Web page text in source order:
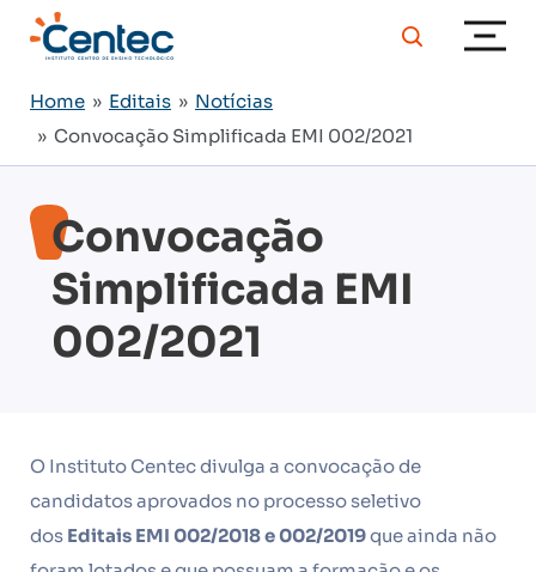
Home » Editais » Notícias
» Convocação Simplificada EMI 002/2021
Convocação
Simplificada EMI
002/2021
O Instituto Centec divulga a convocação de
candidatos aprovados no processo seletivo
dos Editais EMI 002/2018 e 002/2019que ainda não